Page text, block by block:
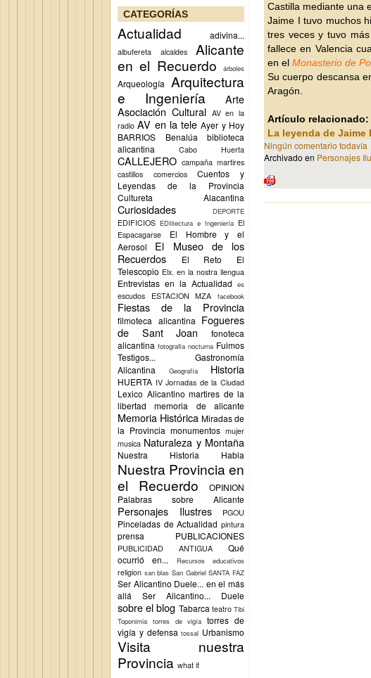
CATEGORÍAS
Actualidad adivina...
albufereta alcaldes
Alicante
en el Recuerdo
árboles
Arqueología Arquitectura
e Ingeniería
Arte
Asociación Cultural AV en la
radio AV en la tele Ayer y Hoy
BARRIOS
Benalúa
biblioteca
alicantina
Cabo Huerta
CALLEJERO campaña martires
castillos
comercios
Cuentos y
Leyendas de la Provincia
Cultureta Alacantina
Curiosidades DEPORTE
EDIFICIOS EDIitectura e Ingeniería El
Espacagarse
El Hombre y el
Aerosol
El Museo de los
Recuerdos
El Reto
El
Telescopio Elx. en la nostra llengua
Entrevistas en la Actualidad es
escudos ESTACION MZA facebook
Fiestas de la Provincia
filmoteca alicantina Fogueres
de Sant Joan
fonoteca
alicantina fotografia nocturna Fuimos
Testigos...
Gastronomía
Alicantina
Geografía Historia
HUERTA IV Jornadas de la Ciudad
Lexico Alicantino martires de la
libertad
memoria de alicante
Memoria Histórica Miradas de
la Provincia monumentos mujer
musica Naturaleza y Montaña
Nuestra Historia Habla
Nuestra Provincia en
el Recuerdo
OPINION
Palabras sobre Alicante
Personajes Ilustres PGOU
Pinceladas de Actualidad pintura
prensa PUBLICACIONES
PUBLICIDAD ANTIGUA
Qué
ocurrió en...
Recursos educativos
religion san blas San Gabriel SANTA FAZ
Ser Alicantino Duele... en el más
allá
Ser Alicantino... Duele
sobre el blog Tabarca teatro Tibi
Toponimia torres de vigía torres de
vigía y defensa tossal Urbanismo
Visita nuestra
Provincia what if
Castilla mediante una
Jaime I tuvo muchos
tres veces y tuvo
fallece en Valencia
en el Monasterio de
Su cuerpo descansa
Aragón.
Artículo relacionado:
La leyenda de
Ningún comentario todavía
Archivado en Personajes